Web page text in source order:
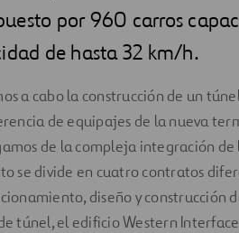
por 960 carros
de hasta 32 km/h.
a cabo la construcción de un
de equipajes de la nueva
de la compleja integración
se divide en cuatro contratos
diseño y construcción
túnel, el edificio Western